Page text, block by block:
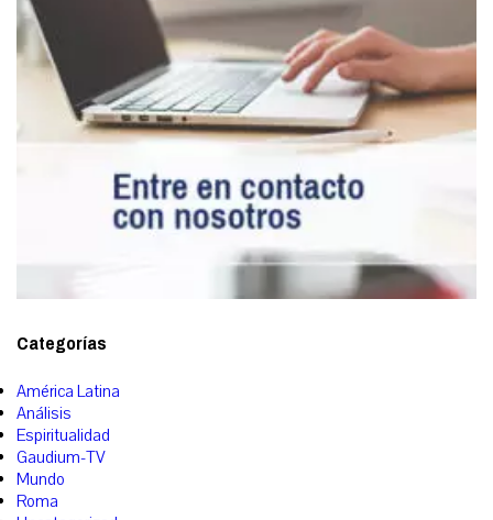
Categorías
América Latina
Análisis
Espiritualidad
Gaudium-TV
Mundo
Roma